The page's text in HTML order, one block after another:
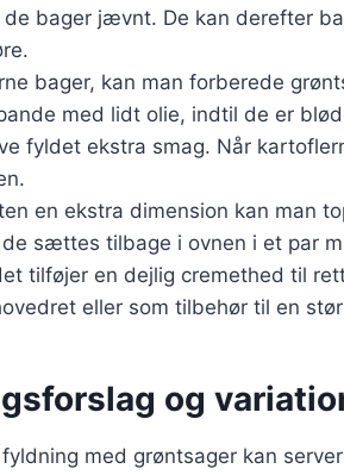
bager jævnt. De kan derefter
bager, kan man forberede
med lidt olie, indtil de er
fyldet ekstra smag. Når
en ekstra dimension kan man
sættes tilbage i ovnen i et par
tilføjer en dejlig cremethed til
eller som tilbehør til en
og
med grøntsager kan